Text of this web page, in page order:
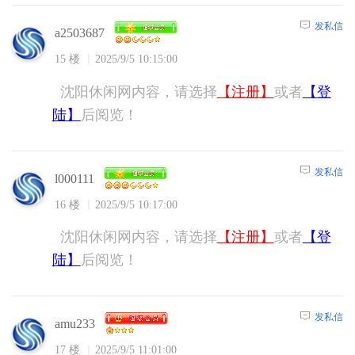
a2503687
15 楼 2025/9/5 10:15:00
发私信
沈阳休闲网内容，请选择 【注册】 或者 【登
陆】
后阅览！
l000111
16 楼 2025/9/5 10:17:00
发私信
沈阳休闲网内容，请选择 【注册】 或者 【登
陆】
后阅览！
amu233
17 楼 2025/9/5 11:01:00
发私信